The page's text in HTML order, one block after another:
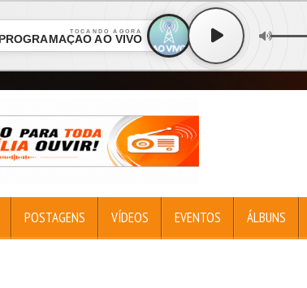
TOCANDO AGORA
PROGRAMAÇÃO AO VIVO
POSTAGENS VÍDEOS EVENTOS ÁLBUNS